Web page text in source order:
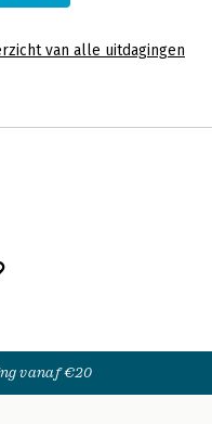
van alle uitdagingen
vanaf €20